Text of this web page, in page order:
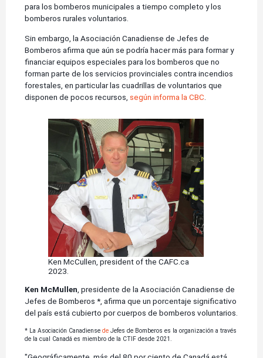
para los bomberos municipales a tiempo completo y los
bomberos rurales voluntarios.
Sin embargo, la Asociación Canadiense de Jefes de
Bomberos afirma que aún se podría hacer más para formar y
financiar equipos especiales para los bomberos que no
forman parte de los servicios provinciales contra incendios
forestales, en particular las cuadrillas de voluntarios que
disponen de pocos recursos, según informa la CBC
Ken McCullen, president of the CAFC.ca
2023.
Ken McMullen, presidente de la Asociación Canadiense de
Jefes de Bomberos *, afirma que un porcentaje significativo
del país está cubierto por cuerpos de bomberos voluntarios.
* La Asociación Canadiense de Jefes de Bomberos es la organización a través
de la cual Canadá es miembro de la CTIF desde 2021.